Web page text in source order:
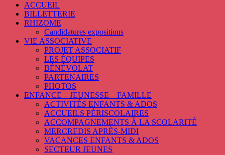
ACCUEIL
BILLETTERIE
RHIZOME
Candidatures expositions
VIE ASSOCIATIVE
PROJET ASSOCIATIF
LES ÉQUIPES
BÉNÉVOLAT
PARTENAIRES
PHOTOS
ENFANCE – JEUNESSE – FAMILLE
ACTIVITÉS ENFANTS & ADOS
ACCUEILS PÉRISCOLAIRES
ACCOMPAGNEMENTS À LA SCOLARITÉ
MERCREDIS APRÈS-MIDI
VACANCES ENFANTS & ADOS
SECTEUR JEUNES